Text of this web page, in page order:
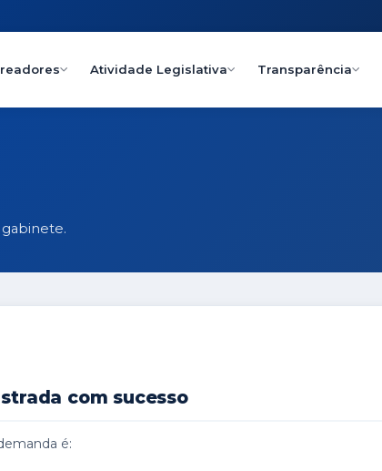
Atividade Legislativa Transparência
com sucesso
é: